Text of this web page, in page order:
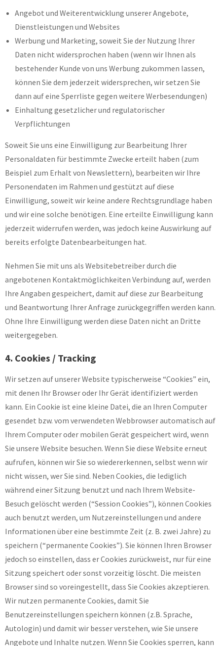
Angebot und Weiterentwicklung unserer Angebote,
Dienstleistungen und Websites
Werbung und Marketing, soweit Sie der Nutzung Ihrer
Daten nicht widersprochen haben (wenn wir Ihnen als
bestehender Kunde von uns Werbung zukommen lassen,
können Sie dem jederzeit widersprechen, wir setzen Sie
dann auf eine Sperrliste gegen weitere Werbesendungen)
Einhaltung gesetzlicher und regulatorischer
Verpflichtungen
Soweit Sie uns eine Einwilligung zur Bearbeitung Ihrer
Personaldaten für bestimmte Zwecke erteilt haben (zum
Beispiel zum Erhalt von Newslettern), bearbeiten wir Ihre
Personendaten im Rahmen und gestützt auf diese
Einwilligung, soweit wir keine andere Rechtsgrundlage haben
und wir eine solche benötigen. Eine erteilte Einwilligung kann
jederzeit widerrufen werden, was jedoch keine Auswirkung auf
bereits erfolgte Datenbearbeitungen hat.
Nehmen Sie mit uns als Websitebetreiber durch die
angebotenen Kontaktmöglichkeiten Verbindung auf, werden
Ihre Angaben gespeichert, damit auf diese zur Bearbeitung
und Beantwortung Ihrer Anfrage zurückgegriffen werden kann.
Ohne Ihre Einwilligung werden diese Daten nicht an Dritte
weitergegeben.
4. Cookies / Tracking
Wir setzen auf unserer Website typischerweise “Cookies” ein,
mit denen Ihr Browser oder Ihr Gerät identifiziert werden
kann. Ein Cookie ist eine kleine Datei, die an Ihren Computer
gesendet bzw. vom verwendeten Webbrowser automatisch auf
Ihrem Computer oder mobilen Gerät gespeichert wird, wenn
Sie unsere Website besuchen. Wenn Sie diese Website erneut
aufrufen, können wir Sie so wiedererkennen, selbst wenn wir
nicht wissen, wer Sie sind. Neben Cookies, die lediglich
während einer Sitzung benutzt und nach Ihrem Website-
Besuch gelöscht werden (“Session Cookies”), können Cookies
auch benutzt werden, um Nutzereinstellungen und andere
Informationen über eine bestimmte Zeit (z. B. zwei Jahre) zu
speichern (“permanente Cookies”). Sie können Ihren Browser
jedoch so einstellen, dass er Cookies zurückweist, nur für eine
Sitzung speichert oder sonst vorzeitig löscht. Die meisten
Browser sind so voreingestellt, dass Sie Cookies akzeptieren.
Wir nutzen permanente Cookies, damit Sie
Benutzereinstellungen speichern können (z.B. Sprache,
Autologin) und damit wir besser verstehen, wie Sie unsere
Angebote und Inhalte nutzen. Wenn Sie Cookies sperren, kann